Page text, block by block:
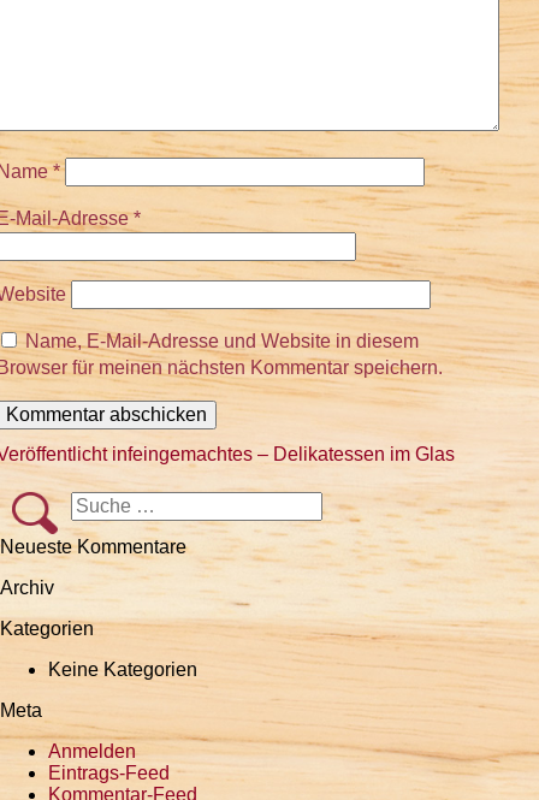
*
Mail-Adresse*
Name, E-Mail-Adresse und Website in diesem
für meinen nächsten Kommentar speichern.
infeingemachtes – Delikatessen im Glas
Suche
nach:
Suchen
Neueste Kommentare
Archiv
Kategorien
Keine Kategorien
Meta
Anmelden
Eintrags-Feed
Kommentar-Feed